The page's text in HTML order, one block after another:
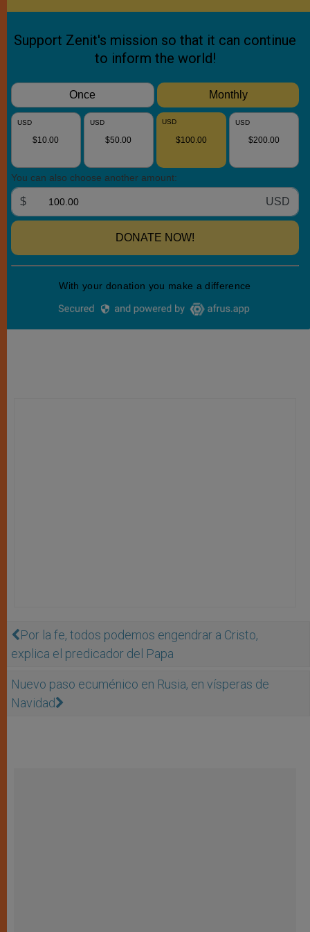
Por la fe, todos podemos engendrar a Cristo,
explica el predicador del Papa
Nuevo paso ecuménico en Rusia, en vísperas de
Navidad